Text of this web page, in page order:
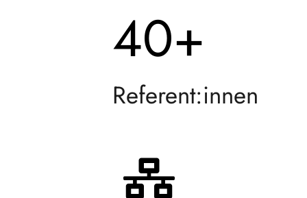
40+
Referent:innen